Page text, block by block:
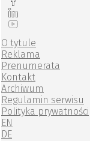
O tytule
Reklama
Prenumerata
Kontakt
Archiwum
Regulamin serwisu
Polityka prywatności
EN
DE